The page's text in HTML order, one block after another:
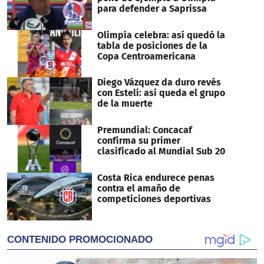
para defender a Saprissa
Olimpia celebra: así quedó la
tabla de posiciones de la
Copa Centroamericana
Diego Vázquez da duro revés
con Estelí: así queda el grupo
de la muerte
Premundial: Concacaf
confirma su primer
clasificado al Mundial Sub 20
Costa Rica endurece penas
contra el amaño de
competiciones deportivas